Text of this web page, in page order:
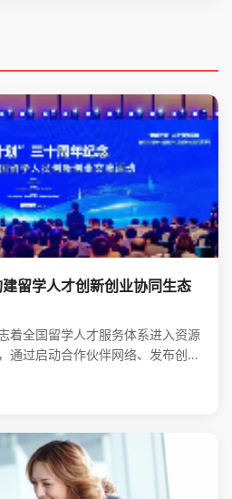
留学人才创新创业协同生态
着全国留学人才服务体系进入资源
通过启动合作伙伴网络、发布创新